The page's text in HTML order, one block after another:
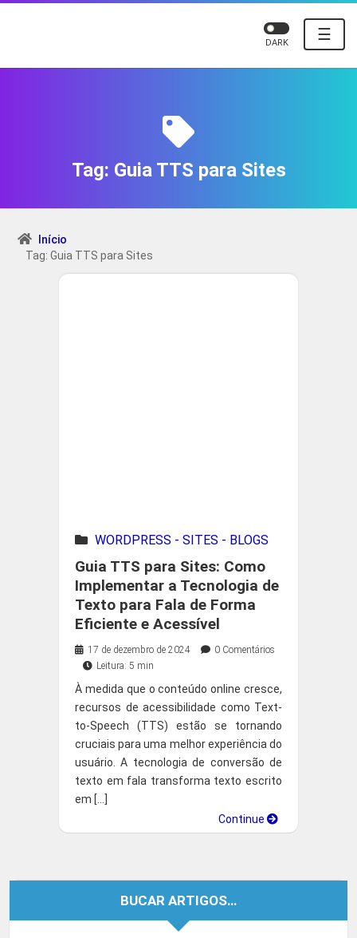
☰
DARK
Tag: Guia TTS para Sites
Início
Tag: Guia TTS para Sites
WORDPRESS - SITES - BLOGS
Guia TTS para Sites: Como
Implementar a Tecnologia de
Texto para Fala de Forma
Eficiente e Acessível
17 de dezembro de 2024
0 Comentários
Leitura: 5 min
À medida que o conteúdo online cresce,
recursos de acessibilidade como Text-
to-Speech (TTS) estão se tornando
cruciais para uma melhor experiência do
usuário. A tecnologia de conversão de
texto em fala transforma texto escrito
em […]
Continue
BUCAR ARTIGOS…